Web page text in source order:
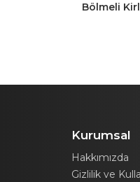
Bölmeli
Kurumsal
Hakkımızda
Gizlilik ve